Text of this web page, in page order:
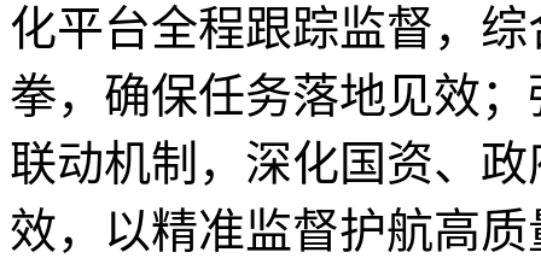
化平台全程跟踪监督，
拳，确保任务落地见效
联动机制，深化国资、
效，以精准监督护航高